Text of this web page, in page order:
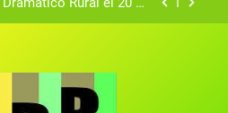
Rural el 20 de
Rural de Mira
(Cuenca)
Dramático Rural de